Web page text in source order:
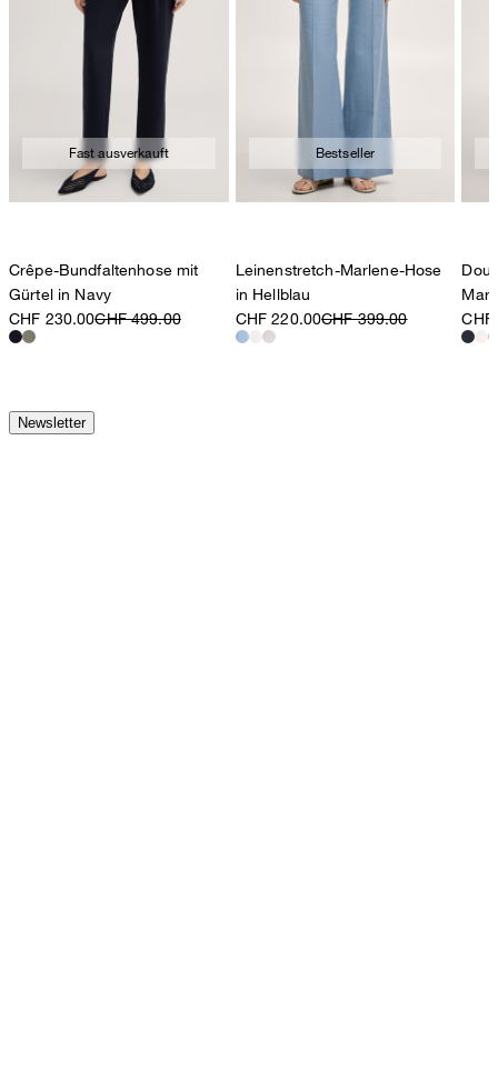
Fast ausverkauft
Crêpe-Bundfaltenhose mit
Gürtel in Navy
CHF 230.00CHF 499.00
Bestseller
Leinenstretch-Marlene-Hose
in Hellblau
CHF 220.00CHF 399.00
Newsletter